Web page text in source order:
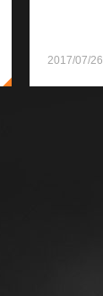
2017/07/26